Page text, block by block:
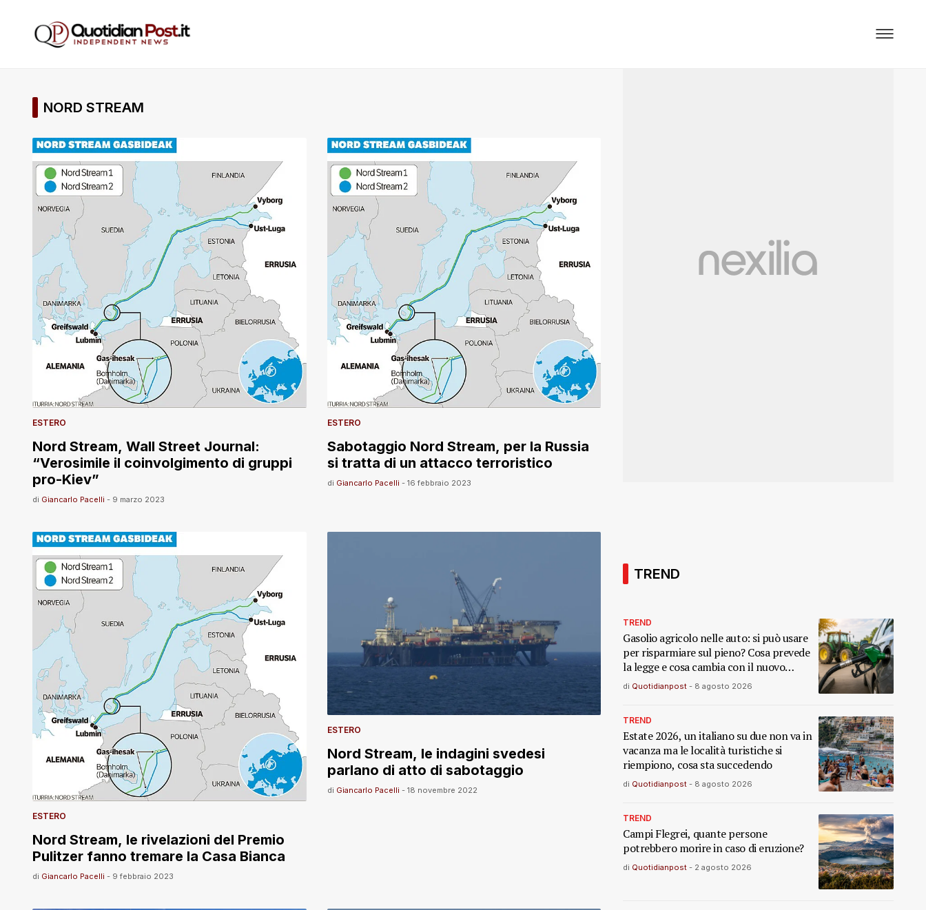
NORD STREAM
ESTERO
Nord Stream, Wall Street Journal:
“Verosimile il coinvolgimento di gruppi
pro-Kiev”
di Giancarlo Pacelli - 9 marzo 2023
ESTERO
Sabotaggio Nord Stream, per la Russia
si tratta di un attacco terroristico
di Giancarlo Pacelli - 16 febbraio 2023
ESTERO
Nord Stream, le rivelazioni del Premio
Pulitzer fanno tremare la Casa Bianca
di Giancarlo Pacelli - 9 febbraio 2023
ESTERO
Nord Stream, le indagini svedesi
parlano di atto di sabotaggio
di Giancarlo Pacelli - 18 novembre 2022
TREND
TREND
Gasolio agricolo nelle auto: si può usare
per risparmiare sul pieno? Cosa prevede
la legge e cosa cambia con il nuovo
decreto
di Quotidianpost - 8 agosto 2026
TREND
Estate 2026, un italiano su due non va in
vacanza ma le località turistiche si
riempiono, cosa sta succedendo
di Quotidianpost - 8 agosto 2026
TREND
Campi Flegrei, quante persone
potrebbero morire in caso di eruzione?
di Quotidianpost - 2 agosto 2026